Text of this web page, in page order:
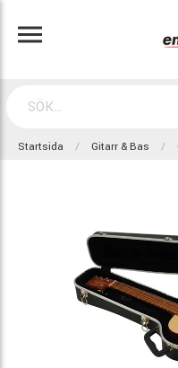
Startsida Gitarr & Bas